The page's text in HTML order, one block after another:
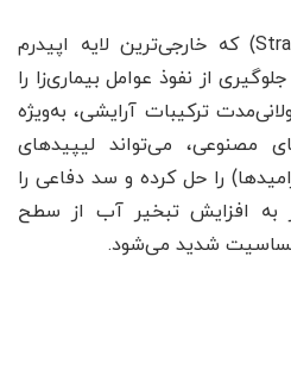
لایه شاخی (Stratum Corneum) که خارجی‌ترین لایه اپیدرم
از نفوذ عوامل بیماری‌زا را
ترکیبات آرایشی، به‌ویژه
مصنوعی، می‌تواند لیپیدهای
را حل کرده و سد دفاعی را
به افزایش تبخیر آب از سطح